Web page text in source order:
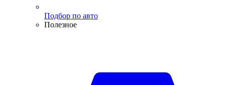
Подбор по авто
Полезное